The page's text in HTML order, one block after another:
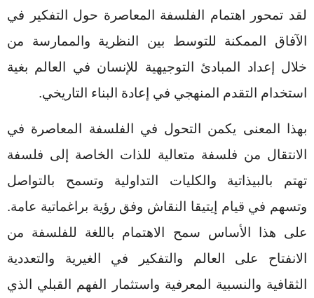
لقد تمحور اهتمام الفلسفة المعاصرة حول التفكير في
الآفاق الممكنة للتوسط بين النظرية والممارسة من
خلال إعداد المبادئ التوجيهية للإنسان في العالم بغية
استخدام التقدم المنهجي في إعادة البناء التاريخي.
بهذا المعنى يكمن التحول في الفلسفة المعاصرة في
الانتقال من فلسفة متعالية للذات الخاصة إلى فلسفة
تهتم بالبيذاتية والكليات التداولية وتسمح بالتواصل
وتسهم في قيام إيتيقا النقاش وفق رؤية براغماتية عامة.
على هذا الأساس سمح الاهتمام باللغة للفلسفة من
الانفتاح على العالم والتفكير في الغيرية والتعددية
الثقافية والنسبية المعرفية واستثمار الفهم القبلي الذي